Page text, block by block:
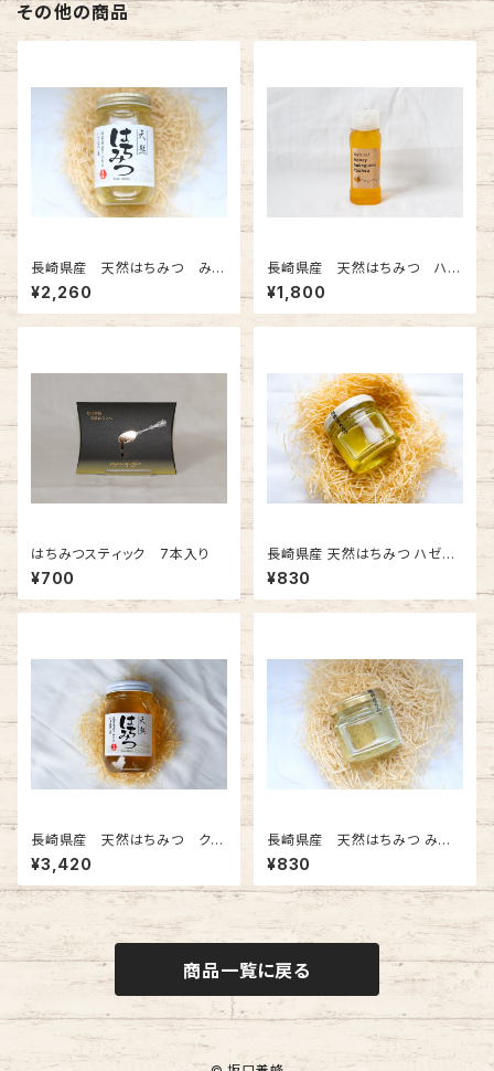
その他の商品
長崎県産 天然はちみつ みか
ん蜜 300g
¥2,260
長崎県産 天然はちみつ ハゼ
蜜 250gチューブタイプ
¥1,800
はちみつスティック 7本入り
¥700
長崎県産 天然はちみつ ハゼ蜜
80g
¥830
長崎県産 天然はちみつ クリ
蜜 600g
¥3,420
長崎県産 天然はちみつ みか
ん蜜 80g
¥830
商品一覧に戻る